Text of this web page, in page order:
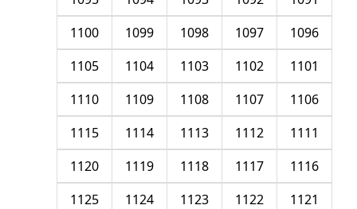
1096
1097
1098
1099
1100
1101
1102
1103
1104
1105
1106
1107
1108
1109
1110
1111
1112
1113
1114
1115
1116
1117
1118
1119
1120
1121
1122
1123
1124
1125